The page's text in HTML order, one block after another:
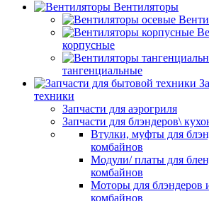
Вентиляторы
корпусные
тангенциальные
техники
Запчасти для аэрогриля
Запчасти для блэндеров\
Втулки, муфты для
комбайнов
Модули/ платы для
комбайнов
Моторы для блэндеров
комбайнов